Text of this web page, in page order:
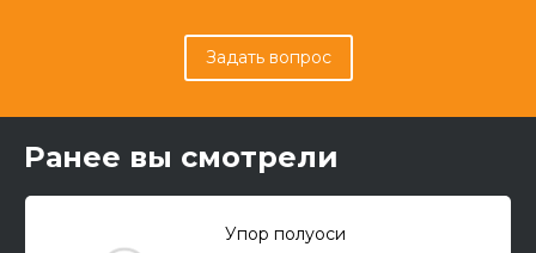
Задать вопрос
Ранее вы смотрели
Упор полуоси